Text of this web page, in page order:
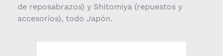
de reposabrazos) y Shitomiya (repuestos y
accesorios), todo Japón.